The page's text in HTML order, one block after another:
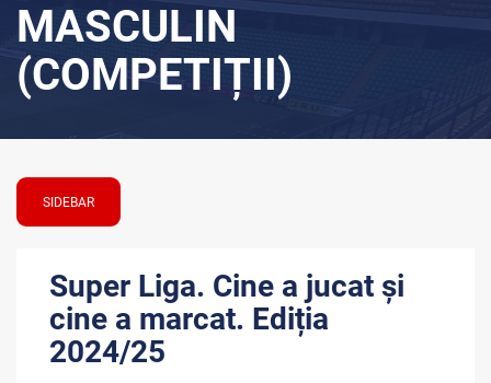
MASCULIN
(COMPETIȚII)
SIDEBAR
Super Liga. Cine a jucat și
cine a marcat. Ediția
2024/25